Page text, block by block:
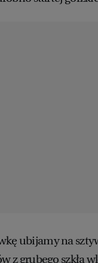
ubijamy na
z grubego szkła